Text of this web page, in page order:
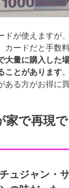
が使えますが、
カードだと手数
大量に購入した
ことがあります
る方がお得に
で再現
ュジャン・